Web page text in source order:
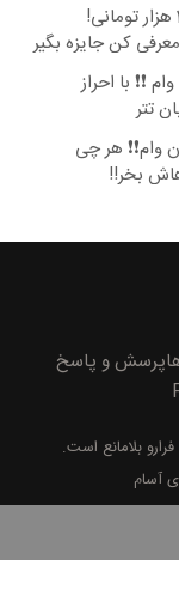
پاداش 250 هزار تومانی!
کن جایزه بگیر
وام ❗❗ با احراز
تتر
وام❗❗ هر چی
بخر!!
پرسش و پاسخ
بلامانع است.
آسام